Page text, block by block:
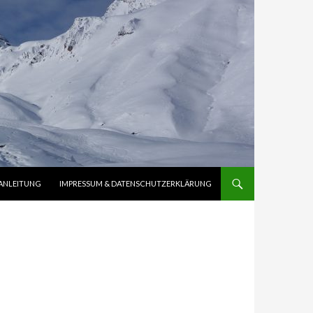
IMPRESSUM & DATENSCHUTZERKLÄRUNG